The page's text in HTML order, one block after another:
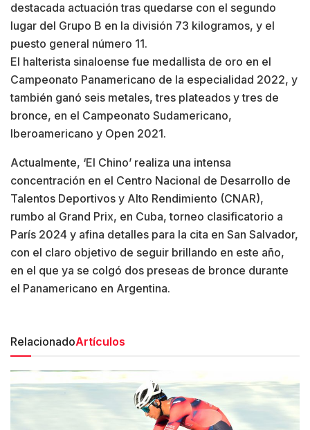
destacada actuación tras quedarse con el segundo
lugar del Grupo B en la división 73 kilogramos, y el
puesto general número 11.
El halterista sinaloense fue medallista de oro en el
Campeonato Panamericano de la especialidad 2022, y
también ganó seis metales, tres plateados y tres de
bronce, en el Campeonato Sudamericano,
Iberoamericano y Open 2021.
Actualmente, ‘El Chino’ realiza una intensa
concentración en el Centro Nacional de Desarrollo de
Talentos Deportivos y Alto Rendimiento (CNAR),
rumbo al Grand Prix, en Cuba, torneo clasificatorio a
París 2024 y afina detalles para la cita en San Salvador,
con el claro objetivo de seguir brillando en este año,
en el que ya se colgó dos preseas de bronce durante
el Panamericano en Argentina.
RelacionadoArtículos